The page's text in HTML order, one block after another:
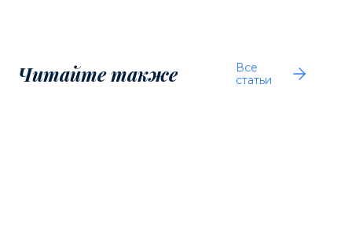
Читайте также
Все
статьи